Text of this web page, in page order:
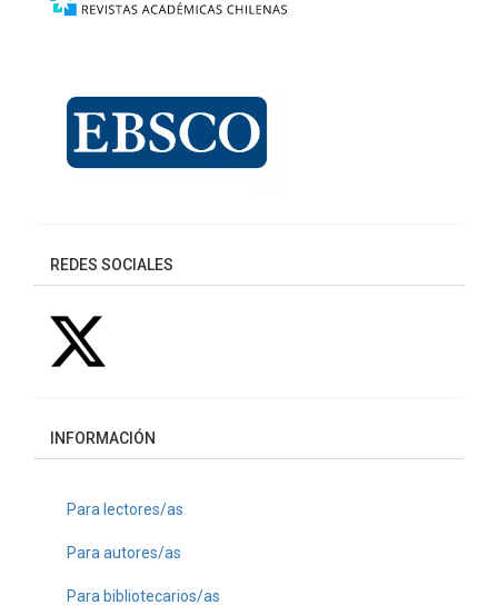
REDES SOCIALES
INFORMACIÓN
Para lectores/as
Para autores/as
Para bibliotecarios/as